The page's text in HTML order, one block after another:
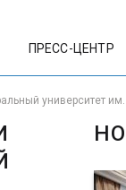
ПРЕСС-ЦЕНТР
университет